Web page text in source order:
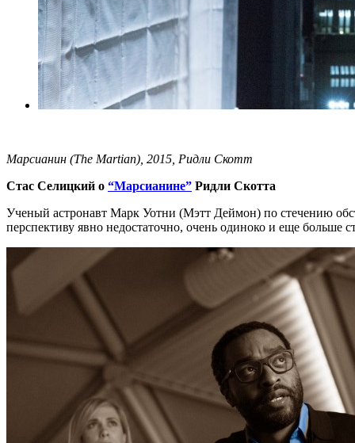
Марсианин (The Martian), 2015, Ридли Скотт
Стас Селицкий о “Марсианине” Ридли Скотта
Ученый астронавт Марк Уотни (Мэтт Деймон) по стечению
перспективу явно недостаточно, очень одиноко и еще